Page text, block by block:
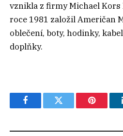
vznikla z firmy Michael
roce 1981 založil Američan
oblečení, boty, hodinky,
doplňky.
FacebookTwitter Pinterest